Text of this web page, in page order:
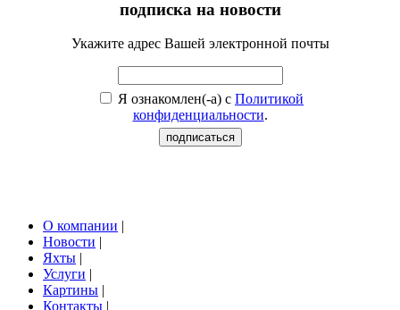
подписка на новости
Укажите адрес Вашей электронной почты
Я ознакомлен(-а) с Политикой
конфиденциальности.
О компании |
Новости |
Яхты |
Услуги |
Картины |
Контакты |